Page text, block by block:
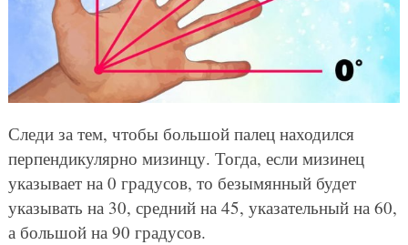
Следи за тем, чтобы большой палец находился
перпендикулярно мизинцу. Тогда, если мизинец
указывает на 0 градусов, то безымянный будет
указывать на 30, средний на 45, указательный на 60,
а большой на 90 градусов.